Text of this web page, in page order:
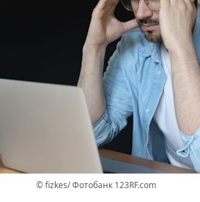
© fizkes/ Фотобанк 123RF.com